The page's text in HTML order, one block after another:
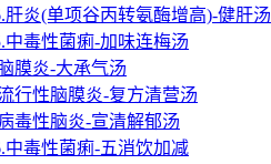
肝炎(单项谷丙转氨酶增高)-健肝汤
中毒性菌痢-加味连梅汤
膜炎-大承气汤
行性脑膜炎-复方清营汤
毒性脑炎-宣清解郁汤
中毒性菌痢-五消饮加减